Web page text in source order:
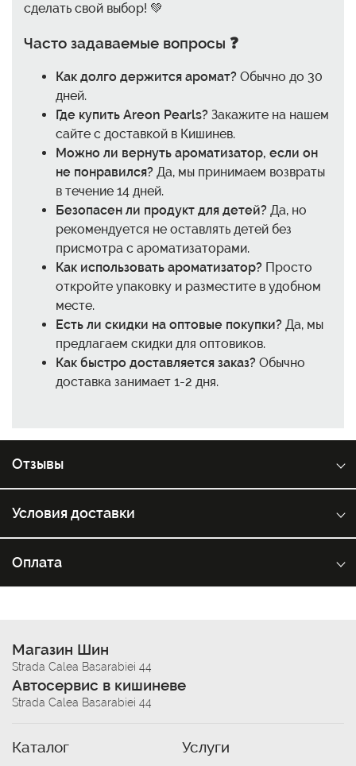
сделать свой выбор! 💚
Часто задаваемые вопросы ❓
Как долго держится аромат? Обычно до 30
дней.
Где купить Areon Pearls? Закажите на нашем
сайте с доставкой в Кишинев.
Можно ли вернуть ароматизатор, если он
не понравился? Да, мы принимаем возвраты
в течение 14 дней.
Безопасен ли продукт для детей? Да, но
рекомендуется не оставлять детей без
присмотра с ароматизаторами.
Как использовать ароматизатор? Просто
откройте упаковку и разместите в удобном
месте.
Есть ли скидки на оптовые покупки? Да, мы
предлагаем скидки для оптовиков.
Как быстро доставляется заказ? Обычно
доставка занимает 1-2 дня.
Отзывы
Условия доставки
Оплата
Магазин Шин
Strada Calea Basarabiei 44
Автосервис в кишиневе
Strada Calea Basarabiei 44
Каталог Услуги